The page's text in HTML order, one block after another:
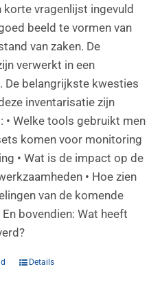
korte vragenlijst ingevuld
beeld te vormen van
van zaken. De
verwerkt in een
De belangrijkste kwesties
inventarisatie zijn
• Welke tools gebruikt men
komen voor monitoring
• Wat is de impact op de
• Hoe zien
van de komende
En bovendien: Wat heeft
Details